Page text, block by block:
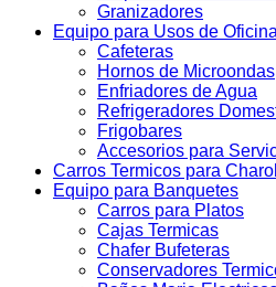
Granizadores
Equipo para Usos de Oficina
Cafeteras
Hornos de Microondas
Enfriadores de Agua
Refrigeradores
Frigobares
Accesorios para
Carros Termicos para
Equipo para Banquetes
Carros para Platos
Cajas Termicas
Chafer Bufeteras
Conservadores